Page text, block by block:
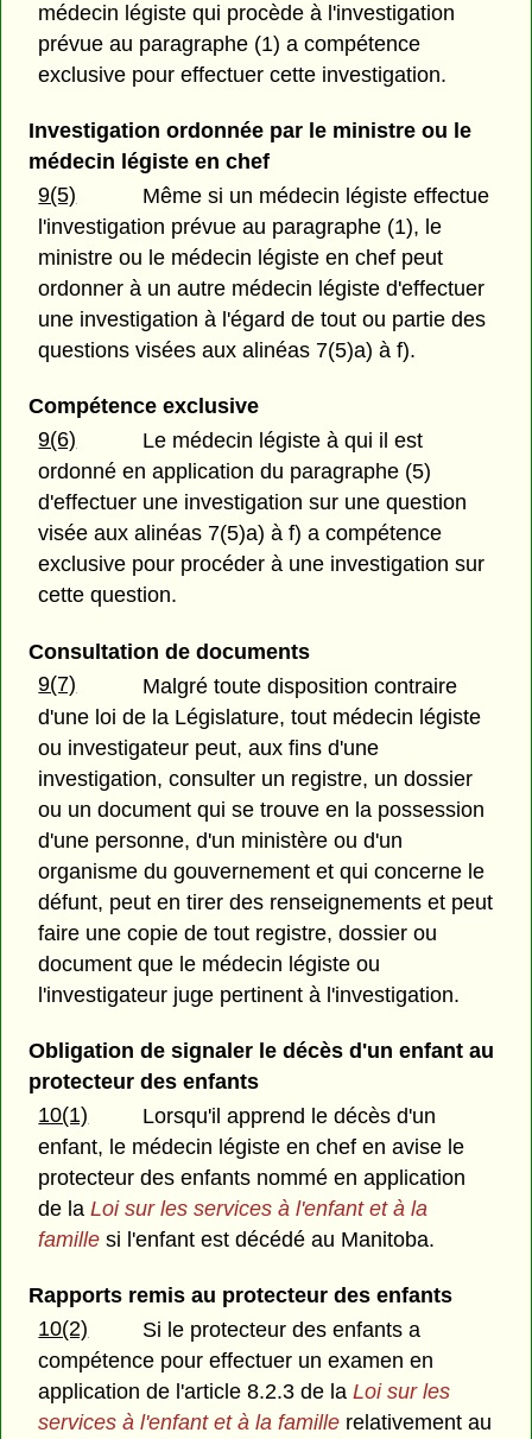
médecin légiste qui procède à l'investigation
prévue au paragraphe (1) a compétence
exclusive pour effectuer cette investigation.
Investigation ordonnée par le ministre ou le
médecin légiste en chef
9(5)
Même si un médecin légiste effectue
l'investigation prévue au paragraphe (1), le
ministre ou le médecin légiste en chef peut
ordonner à un autre médecin légiste d'effectuer
une investigation à l'égard de tout ou partie des
questions visées aux alinéas 7(5)a) à f).
Compétence exclusive
9(6)
Le médecin légiste à qui il est
ordonné en application du paragraphe (5)
d'effectuer une investigation sur une question
visée aux alinéas 7(5)a) à f) a compétence
exclusive pour procéder à une investigation sur
cette question.
Consultation de documents
9(7)
Malgré toute disposition contraire
d'une loi de la Législature, tout médecin légiste
ou investigateur peut, aux fins d'une
investigation, consulter un registre, un dossier
ou un document qui se trouve en la possession
d'une personne, d'un ministère ou d'un
organisme du gouvernement et qui concerne le
défunt, peut en tirer des renseignements et peut
faire une copie de tout registre, dossier ou
document que le médecin légiste ou
l'investigateur juge pertinent à l'investigation.
Obligation de signaler le décès d'un enfant au
protecteur des enfants
10(1)
Lorsqu'il apprend le décès d'un
enfant, le médecin légiste en chef en avise le
protecteur des enfants nommé en application
de laLoi sur les services à l'enfant et à la
famille si l'enfant est décédé au Manitoba.
Rapports remis au protecteur des enfants
10(2)
Si le protecteur des enfants a
compétence pour effectuer un examen en
application de l'article 8.2.3 de laLoi sur les
services à l'enfant et à la famille relativement au